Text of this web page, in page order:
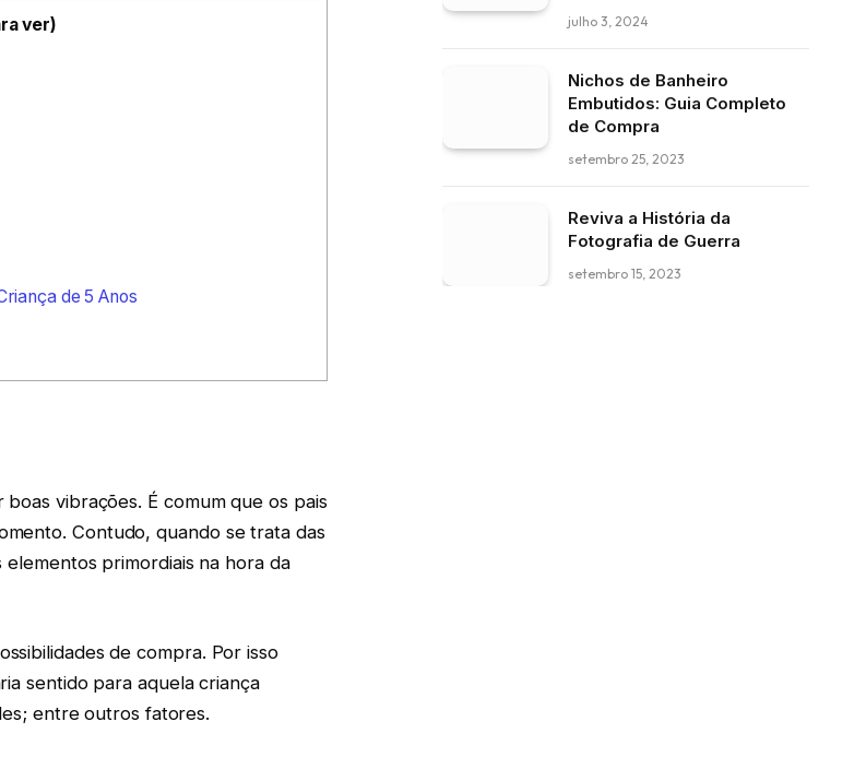
ver)
de 5 Anos
vibrações. É comum que os pais
Contudo, quando se trata das
elementos primordiais na hora da
de compra. Por isso
sentido para aquela criança
entre outros fatores.
julho 3, 2024
Nichos de Banheiro
Embutidos: Guia Completo
de Compra
setembro 25, 2023
Reviva a História da
Fotografia de Guerra
setembro 15, 2023